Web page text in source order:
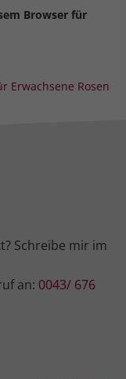
Browser für
Erwachsene Rosen
Schreibe mir im
an: 0043/ 676